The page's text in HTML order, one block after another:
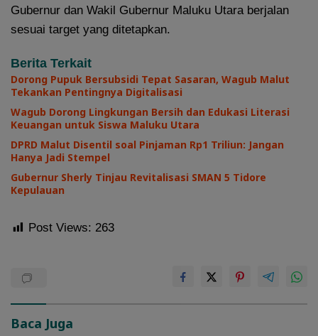
Gubernur dan Wakil Gubernur Maluku Utara berjalan
sesuai target yang ditetapkan.
Berita Terkait
Dorong Pupuk Bersubsidi Tepat Sasaran, Wagub Malut
Tekankan Pentingnya Digitalisasi
Wagub Dorong Lingkungan Bersih dan Edukasi Literasi
Keuangan untuk Siswa Maluku Utara
DPRD Malut Disentil soal Pinjaman Rp1 Triliun: Jangan
Hanya Jadi Stempel
Gubernur Sherly Tinjau Revitalisasi SMAN 5 Tidore
Kepulauan
Post Views: 263
Baca Juga